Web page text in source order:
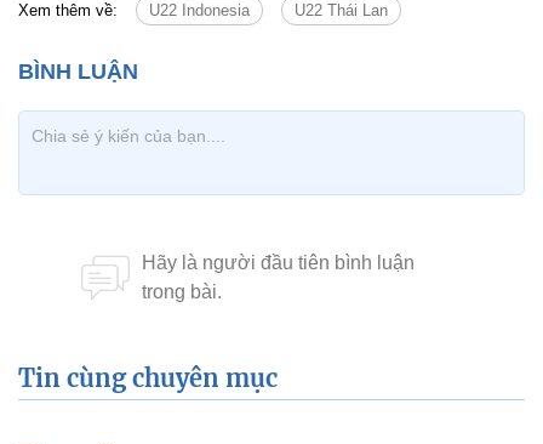
Xem thêm về: U22 Indonesia U22 Thái Lan
Tin cùng chuyên mục